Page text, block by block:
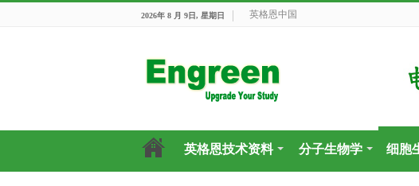
2026年 8 月 9日, 星期日 英格恩中国
英格恩技术资料 分子生物学 细胞